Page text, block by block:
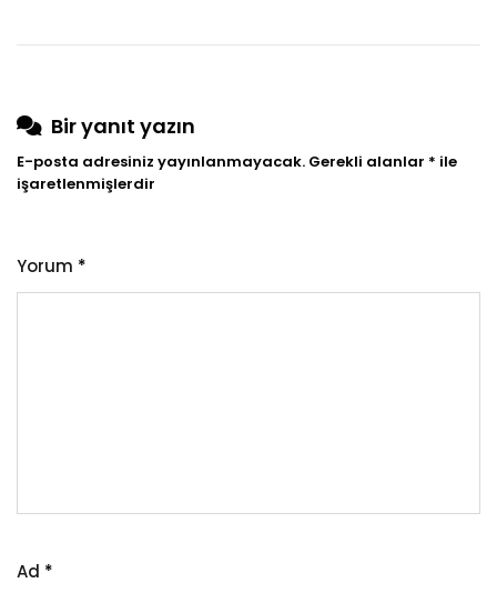
Bir yanıt yazın
E-posta adresiniz yayınlanmayacak. Gerekli alanlar * ile
işaretlenmişlerdir
Yorum *
Ad *